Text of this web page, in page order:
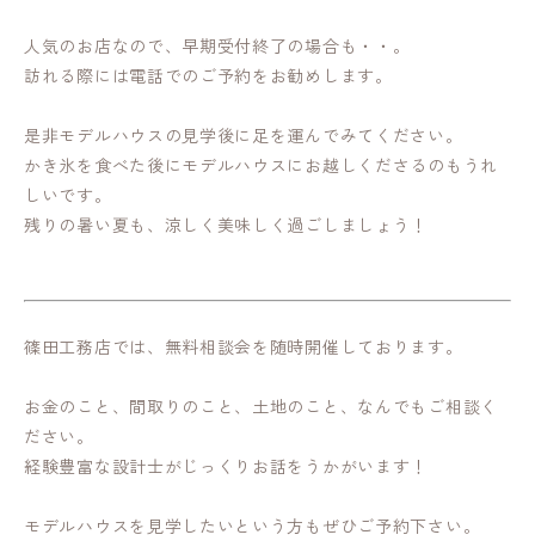
人気のお店なので、早期受付終了の場合も・・。
訪れる際には電話でのご予約をお勧めします。
是非モデルハウスの見学後に足を運んでみてください。
かき氷を食べた後にモデルハウスにお越しくださるのもうれ
しいです。
残りの暑い夏も、涼しく美味しく過ごしましょう！
篠田工務店では、無料相談会を随時開催しております。
お金のこと、間取りのこと、土地のこと、なんでもご相談く
ださい。
経験豊富な設計士がじっくりお話をうかがいます！
モデルハウスを見学したいという方もぜひご予約下さい。